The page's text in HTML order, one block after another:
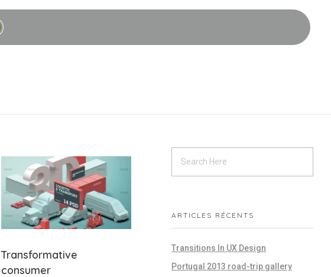
Transformative
consumer
ARTICLES RÉCENTS
Transitions In UX Design
Portugal 2013 road-trip gallery